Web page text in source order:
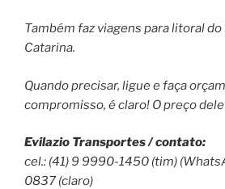
Também faz viagens para litoral do
Catarina.
Quando precisar, ligue e faça
compromisso, é claro! O preço
Evilazio Transportes / contato:
cel.: (41) 9 9990-1450 (tim)
0837 (claro)